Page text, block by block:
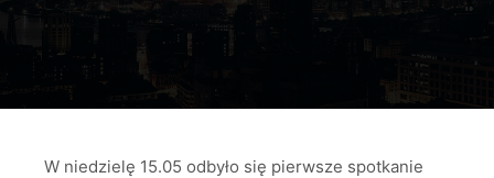
W niedzielę 15.05 odbyło się pierwsze spotkanie